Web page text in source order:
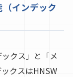
インデック
クス」と「メ
クスはHNSW